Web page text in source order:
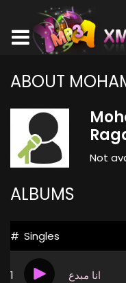
ABOUT
Not
ALBUMS
# Singles
1 انا مبدع